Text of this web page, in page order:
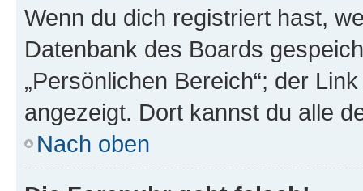
Wenn du dich registriert hast,
Datenbank des Boards
„Persönlichen Bereich“; der
angezeigt. Dort kannst du alle
Nach oben